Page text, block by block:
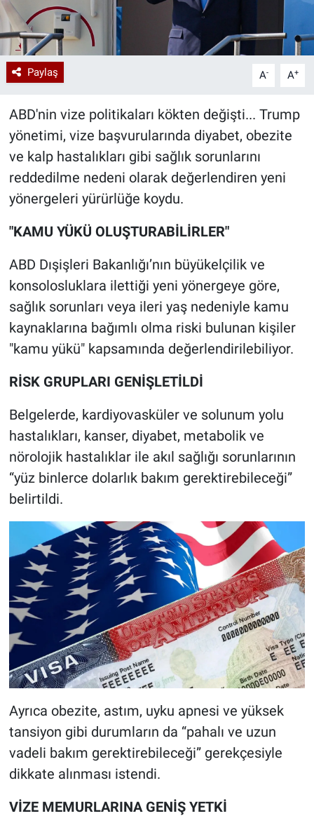
Paylaş A- A+
ABD'nin vize politikaları kökten değişti... Trump
yönetimi, vize başvurularında diyabet, obezite
ve kalp hastalıkları gibi sağlık sorunlarını
reddedilme nedeni olarak değerlendiren yeni
yönergeleri yürürlüğe koydu.
"KAMU YÜKÜ OLUŞTURABİLİRLER"
ABD Dışişleri Bakanlığı’nın büyükelçilik ve
konsolosluklara ilettiği yeni yönergeye göre,
sağlık sorunları veya ileri yaş nedeniyle kamu
kaynaklarına bağımlı olma riski bulunan kişiler
"kamu yükü" kapsamında değerlendirilebiliyor.
RİSK GRUPLARI GENİŞLETİLDİ
Belgelerde, kardiyovasküler ve solunum yolu
hastalıkları, kanser, diyabet, metabolik ve
nörolojik hastalıklar ile akıl sağlığı sorunlarının
“yüz binlerce dolarlık bakım gerektirebileceği”
belirtildi.
Ayrıca obezite, astım, uyku apnesi ve yüksek
tansiyon gibi durumların da “pahalı ve uzun
vadeli bakım gerektirebileceği” gerekçesiyle
dikkate alınması istendi.
VİZE MEMURLARINA GENİŞ YETKİ
Ramazan